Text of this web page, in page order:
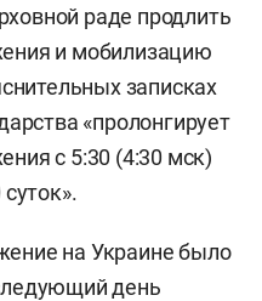
раде продлить
и мобилизацию
записках
«пролонгирует
с 5:30 (4:30 мск)
на Украине было
день